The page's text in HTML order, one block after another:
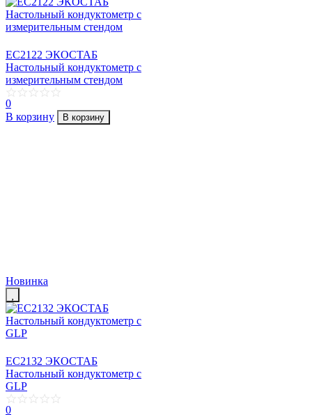
EC2122 ЭКОСТАБ
Настольный кондуктометр с
измерительным стендом
0
В корзину
В корзину
Новинка
EC2132 ЭКОСТАБ
Настольный кондуктометр с
GLP
0